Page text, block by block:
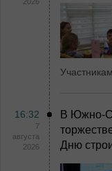
16:32
7
августа
2026
В Южно-
Дню